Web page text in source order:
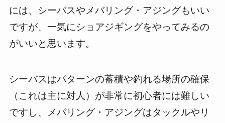
には、シーバスやメバリング・アジングもいい
ですが、一気にショアジギングをやってみるの
がいいと思います。
シーバスはパターンの蓄積や釣れる場所の確保
（これは主に対人）が非常に初心者には難しい
ですし、メバリング・アジングはタックルやリ